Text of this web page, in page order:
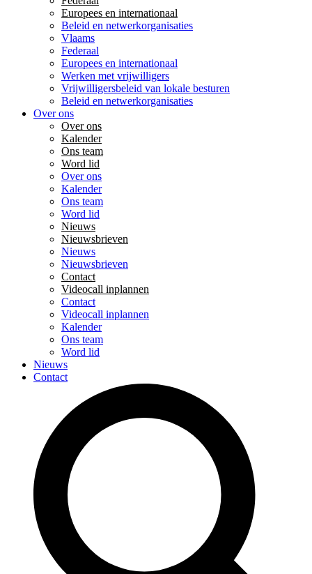
Europees en internationaal
Beleid en netwerkorganisaties
Vlaams
Federaal
Europees en internationaal
Werken met vrijwilligers
Vrijwilligersbeleid van lokale besturen
Beleid en netwerkorganisaties
Over ons
Over ons
Kalender
Ons team
Word lid
Over ons
Kalender
Ons team
Word lid
Nieuws
Nieuwsbrieven
Nieuws
Nieuwsbrieven
Contact
Videocall inplannen
Contact
Videocall inplannen
Kalender
Ons team
Word lid
Nieuws
Contact